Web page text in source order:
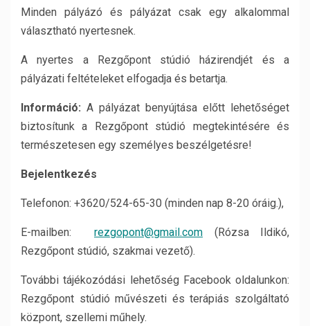
Minden pályázó és pályázat csak egy alkalommal
választható nyertesnek.
A nyertes a Rezgőpont stúdió házirendjét és a
pályázati feltételeket elfogadja és betartja.
Információ: A pályázat benyújtása előtt lehetőséget
biztosítunk a Rezgőpont stúdió megtekintésére és
természetesen egy személyes beszélgetésre!
Bejelentkezés
Telefonon: +3620/524-65-30 (minden nap 8-20 óráig.),
E-mailben: rezgopont@gmail.com (Rózsa Ildikó,
Rezgőpont stúdió, szakmai vezető).
További tájékozódási lehetőség Facebook oldalunkon:
Rezgőpont stúdió művészeti és terápiás szolgáltató
központ, szellemi műhely.